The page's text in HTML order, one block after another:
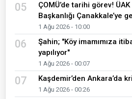
05
ÇOMÜ’de tarihi görev!
Başkanlığı Çanakkale’ye
1 Ağu 2026 - 10:00
06
Şahin; "Köy imamımıza
yapılıyor"
1 Ağu 2026 - 00:07
07 Kaşdemir’den Ankara’da
1 Ağu 2026 - 00:26